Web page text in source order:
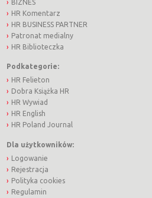
BIZNES
HR Komentarz
HR BUSINESS PARTNER
Patronat medialny
HR Biblioteczka
Podkategorie:
HR Felieton
Dobra Książka HR
HR Wywiad
HR English
HR Poland Journal
Dla użytkowników:
Logowanie
Rejestracja
Polityka cookies
Regulamin